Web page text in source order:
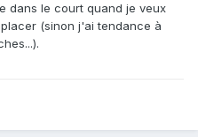
dans le court quand je veux
(sinon j'ai tendance à